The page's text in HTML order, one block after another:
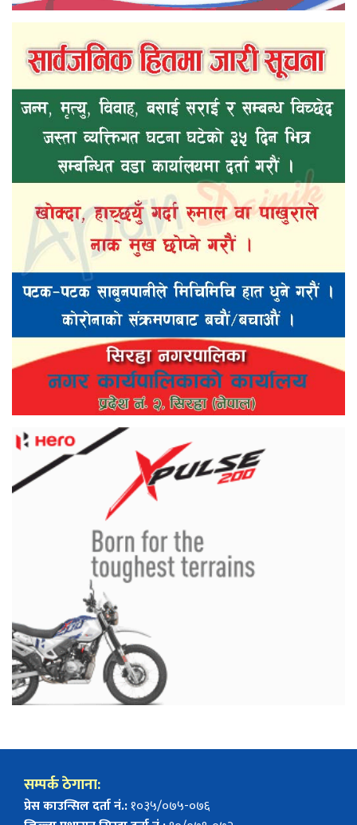
सम्पर्क ठेगाना:
प्रेस काउन्सिल दर्ता नं.:१०३५/०७५-०७६